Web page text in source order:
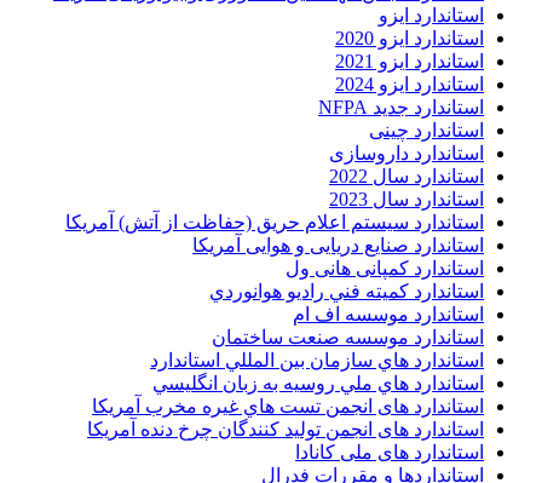
استاندارد ایزو
استاندارد ایزو 2020
استاندارد ایزو 2021
استاندارد ایزو 2024
استاندارد جدید NFPA
استاندارد چینی
استاندارد داروسازی
استاندارد سال 2022
استاندارد سال 2023
استاندارد سیستم اعلام حریق (حفاظت از آتش) آمریکا
استاندارد صنایع دریایی و هوایی آمریکا
استاندارد کمپانی هانی ول
استاندارد کميته فني راديو هوانوردي
استاندارد موسسه اف ام
استاندارد موسسه صنعت ساختمان
استاندارد هاي سازمان بين المللي استاندارد
استاندارد هاي ملي روسيه به زبان انگليسي
استاندارد های انجمن تست هاي غيره مخرب آمريکا
استاندارد های انجمن توليد کنندگان چرخ دنده آمريکا
استاندارد های ملی کانادا
استانداردها و مقررات فدرال